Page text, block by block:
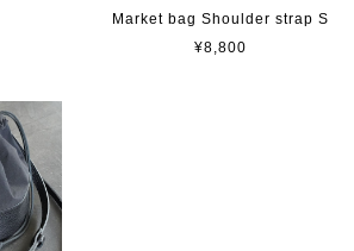
Market bag Shoulder strap S
¥8,800